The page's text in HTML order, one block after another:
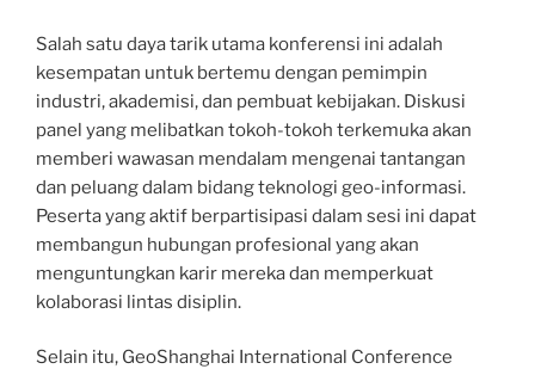
Salah satu daya tarik utama konferensi ini adalah
kesempatan untuk bertemu dengan pemimpin
industri, akademisi, dan pembuat kebijakan. Diskusi
panel yang melibatkan tokoh-tokoh terkemuka akan
memberi wawasan mendalam mengenai tantangan
dan peluang dalam bidang teknologi geo-informasi.
Peserta yang aktif berpartisipasi dalam sesi ini dapat
membangun hubungan profesional yang akan
menguntungkan karir mereka dan memperkuat
kolaborasi lintas disiplin.
Selain itu, GeoShanghai International Conference